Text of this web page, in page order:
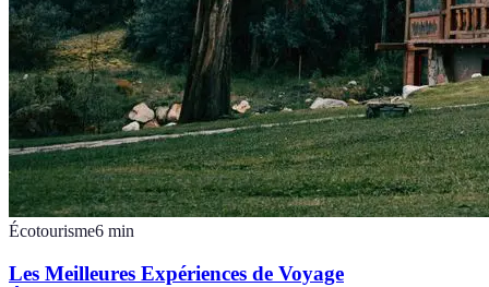
Écotourisme6 min
Les Meilleures Expériences de Voyage